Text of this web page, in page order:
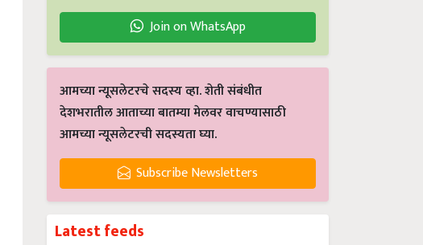
Join on WhatsApp
आमच्या न्यूसलेटरचे सदस्य व्हा. शेती संबंधीत
देशभरातील आताच्या बातम्या मेलवर वाचण्यासाठी
आमच्या न्यूसलेटरची सदस्यता घ्या.
Subscribe Newsletters
Latest feeds